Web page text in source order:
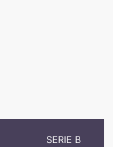
SERIE B